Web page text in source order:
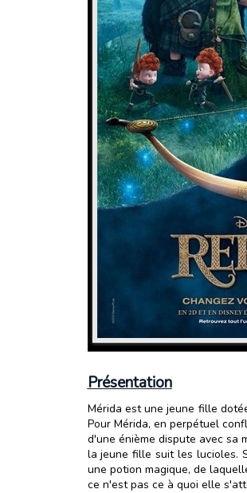
Présentation
Mérida est une jeune fille
Pour Mérida, en perpétuel
d'une énième dispute avec sa
la jeune fille suit les lucioles.
une potion magique, de
ce n'est pas ce à quoi elle